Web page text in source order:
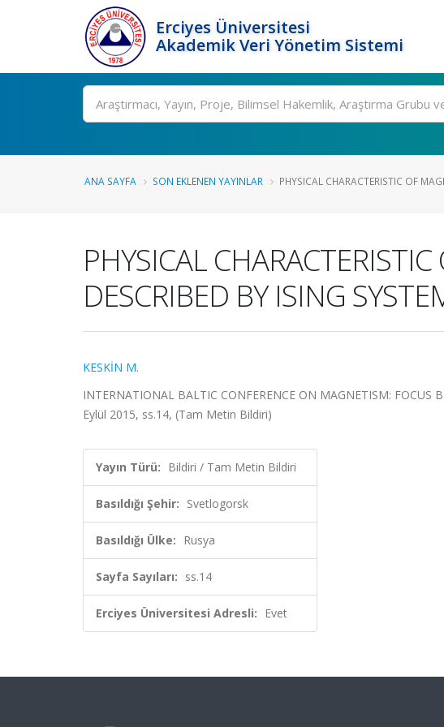
Erciyes Üniversitesi
Akademik Veri Yönetim Sistemi
Ara
ANA SAYFA SON EKLENEN YAYINLAR PHYSICAL CHARACTERISTIC OF
PHYSICAL
DESCRIBED BY ISING
KESKİN M.
INTERNATIONAL BALTIC CONFERENCE ON MAGNETISM:
Eylül 2015, ss.14, (Tam Metin Bildiri)
Yayın Türü: Bildiri / Tam Metin Bildiri
Basıldığı Şehir: Svetlogorsk
Basıldığı Ülke: Rusya
Sayfa Sayıları: ss.14
Erciyes Üniversitesi Adresli: Evet